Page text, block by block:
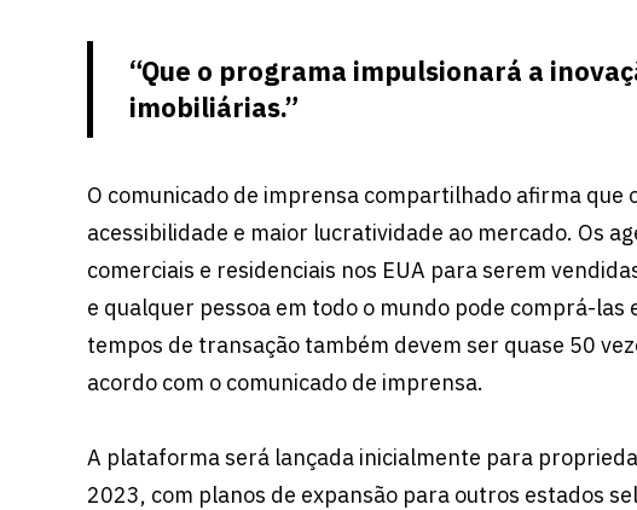
“Que o programa impulsionará a
imobiliárias.”
O comunicado de imprensa compartilhado afirma que
acessibilidade e maior lucratividade ao mercado. Os
comerciais e residenciais nos EUA para serem
e qualquer pessoa em todo o mundo pode comprá-las
tempos de transação também devem ser quase 50
acordo com o comunicado de imprensa.
A plataforma será lançada inicialmente para
2023, com planos de expansão para outros estados